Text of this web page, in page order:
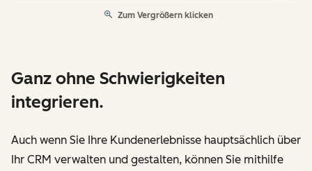
Zum Vergrößern klicken
Ganz ohne Schwierigkeiten
integrieren.
Auch wenn Sie Ihre Kundenerlebnisse hauptsächlich über
Ihr CRM verwalten und gestalten, können Sie mithilfe